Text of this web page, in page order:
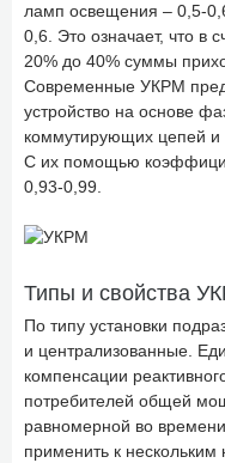
ламп освещения – 0,5-
0,6. Это означает, что в
20% до 40% суммы
Современные УКРМ
устройство на основе
коммутирующих цепей
С их помощью
0,93-0,99.
Типы и свойства
По типу установки
и централизованные.
компенсации
потребителей общей
равномерной во
применить к нескольким